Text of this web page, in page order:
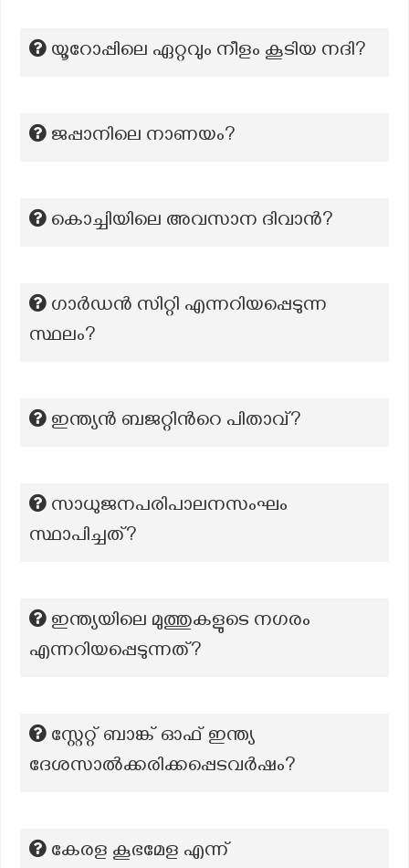
യൂറോപ്പിലെ ഏറ്റവും നീളം കൂടിയ നദി?
ജപ്പാനിലെ നാണയം?
കൊച്ചിയിലെ അവസാന ദിവാൻ?
ഗാർഡൻ സിറ്റി എന്നറിയപ്പെടുന്ന
സ്ഥലം?
ഇന്ത്യന്‍ ബജറ്റിന്‍റെ പിതാവ്?
സാധുജനപരിപാലനസംഘം
സ്ഥാപിച്ചത്?
ഇന്ത്യയിലെ മുത്തുകളുടെ നഗരം
എന്നറിയപ്പെടുന്നത്?
സ്റ്റേറ്റ് ബാങ്ക് ഓഫ് ഇന്ത്യ
ദേശസാൽക്കരിക്കപ്പെടവർഷം?
കേരള കൂഭമേള എന്ന്